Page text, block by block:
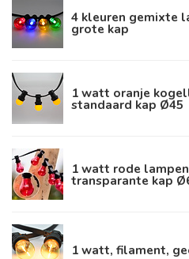
4 kleuren gemixte
grote kap
1 watt oranje
standaard kap Ø45
1 watt rode
transparante kap
1 watt, filament,